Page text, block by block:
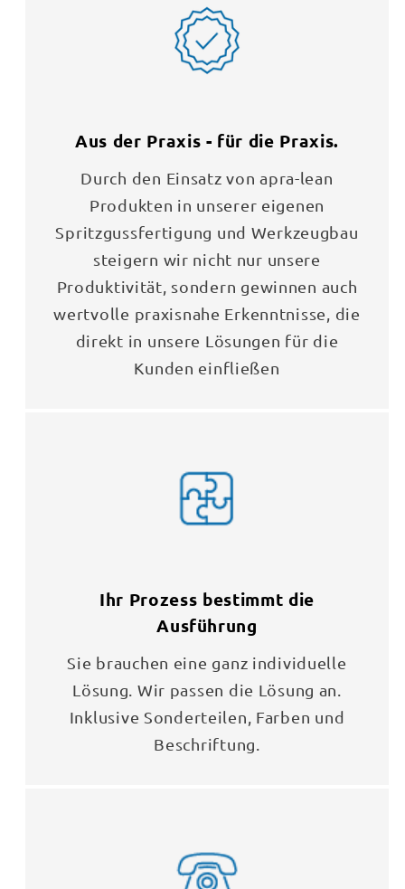
Aus der Praxis - für die Praxis.
Durch den Einsatz von apra-lean
Produkten in unserer eigenen
Spritzgussfertigung und Werkzeugbau
steigern wir nicht nur unsere
Produktivität, sondern gewinnen auch
wertvolle praxisnahe Erkenntnisse, die
direkt in unsere Lösungen für die
Kunden einfließen
Ihr Prozess bestimmt die
Ausführung
Sie brauchen eine ganz individuelle
Lösung. Wir passen die Lösung an.
Inklusive Sonderteilen, Farben und
Beschriftung.